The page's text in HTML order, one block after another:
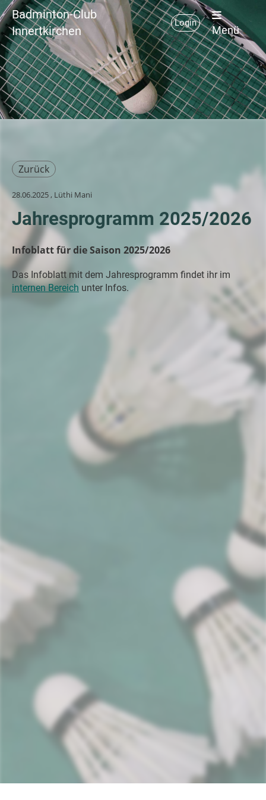
Badminton-Club
Innertkirchen
Login
Menü
Zurück
28.06.2025, Lüthi Mani
Jahresprogramm 2025/2026
Infoblatt für die Saison 2025/2026
Das Infoblatt mit dem Jahresprogramm findet ihr im
internen Bereich unter Infos.